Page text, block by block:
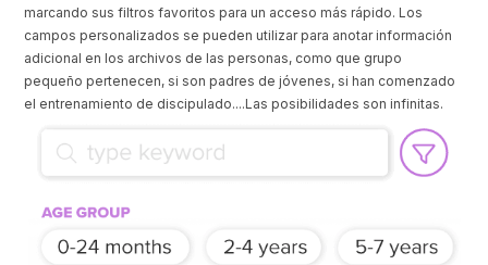
marcando sus filtros favoritos para un acceso más rápido. Los
campos personalizados se pueden utilizar para anotar información
adicional en los archivos de las personas, como que grupo
pequeño pertenecen, si son padres de jóvenes, si han comenzado
el entrenamiento de discipulado....Las posibilidades son infinitas.